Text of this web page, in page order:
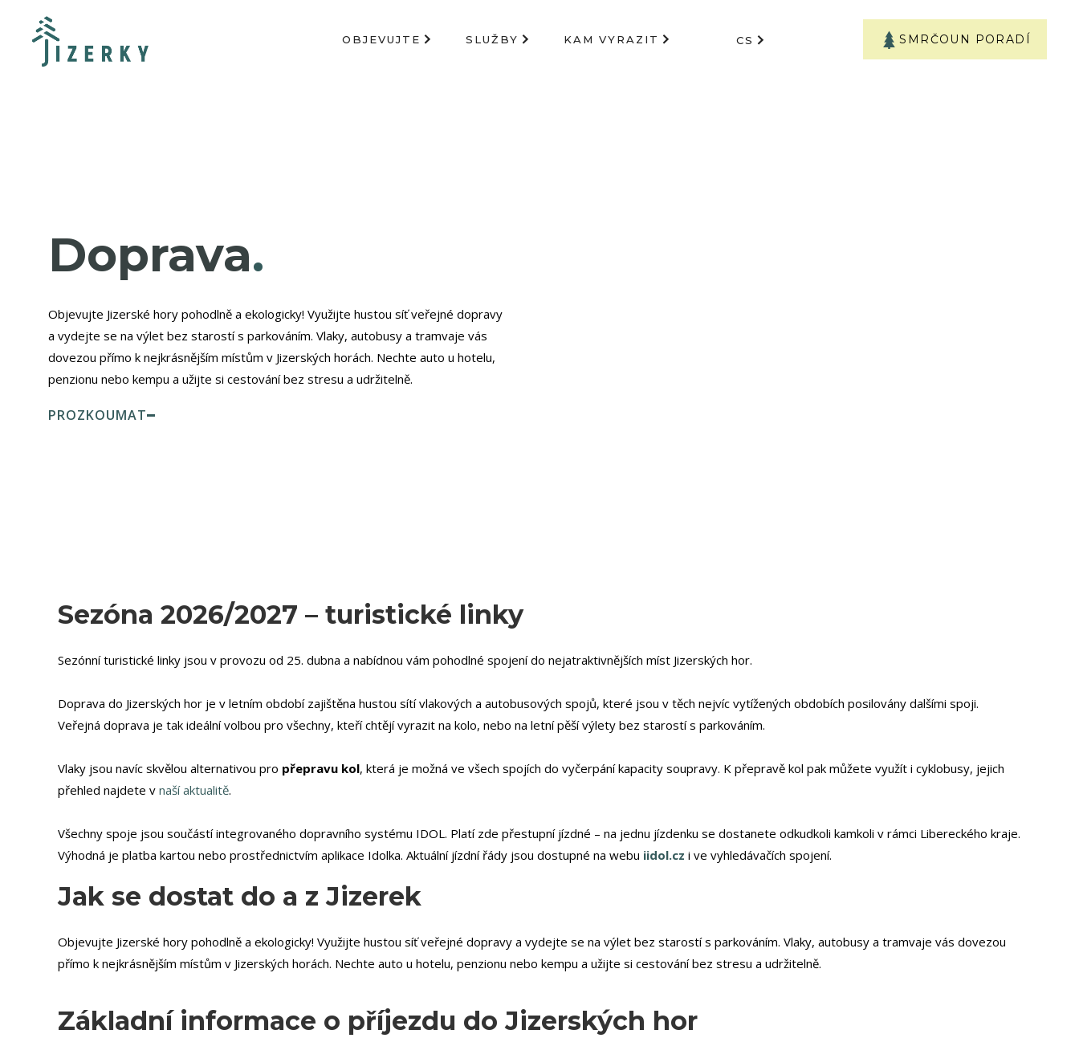
OBJEVUJTE SLUŽBY KAM VYRAZIT CS SMRČOUN PORADÍ
Doprava.
Objevujte Jizerské hory pohodlně a ekologicky! Využijte hustou síť veřejné dopravy
a vydejte se na výlet bez starostí s parkováním. Vlaky, autobusy a tramvaje vás
dovezou přímo k nejkrásnějším místům v Jizerských horách. Nechte auto u hotelu,
penzionu nebo kempu a užijte si cestování bez stresu a udržitelně.
PROZKOUMAT
Sezóna 2026/2027 – turistické linky
Sezónní turistické linky jsou v provozu od 25. dubna a nabídnou vám pohodlné spojení do nejatraktivnějších míst Jizerských hor.
Doprava do Jizerských hor je v letním období zajištěna hustou sítí vlakových a autobusových spojů, které jsou v těch nejvíc vytížených obdobích posilovány dalšími spoji.
Veřejná doprava je tak ideální volbou pro všechny, kteří chtějí vyrazit na kolo, nebo na letní pěší výlety bez starostí s parkováním.
Vlaky jsou navíc skvělou alternativou pro přepravu kol, která je možná ve všech spojích do vyčerpání kapacity soupravy. K přepravě kol pak můžete využít i cyklobusy, jejich
přehled najdete v naší aktualitě.
Všechny spoje jsou součástí integrovaného dopravního systému IDOL. Platí zde přestupní jízdné – na jednu jízdenku se dostanete odkudkoli kamkoli v rámci Libereckého kraje.
Výhodná je platba kartou nebo prostřednictvím aplikace Idolka. Aktuální jízdní řády jsou dostupné na webu iidol.cz i ve vyhledávačích spojení.
Jak se dostat do a z Jizerek
Objevujte Jizerské hory pohodlně a ekologicky! Využijte hustou síť veřejné dopravy a vydejte se na výlet bez starostí s parkováním. Vlaky, autobusy a tramvaje vás dovezou
přímo k nejkrásnějším místům v Jizerských horách. Nechte auto u hotelu, penzionu nebo kempu a užijte si cestování bez stresu a udržitelně.
Základní informace o příjezdu do Jizerských hor